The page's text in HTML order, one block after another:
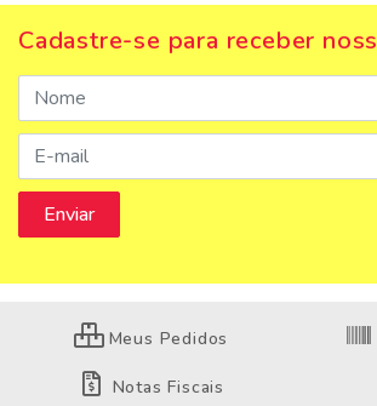
Cadastre-se para receber
Meus Pedidos
Notas Fiscais